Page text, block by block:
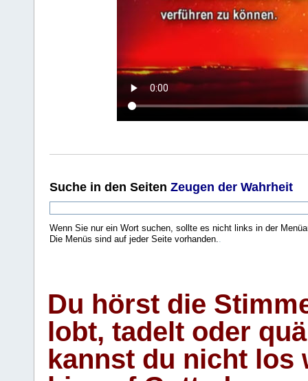
Suche in den Seiten Zeugen der Wahrheit
Wenn Sie nur ein Wort suchen, sollte es nicht links in der
Die Menüs sind auf jeder Seite vorhanden..
Du hörst die
lobt, tadelt oder
kannst du nicht los